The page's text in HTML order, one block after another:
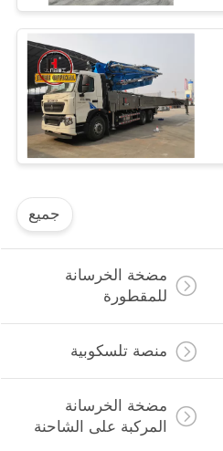
جميع
مضخة الخرسانة
للمقطورة
منصة تلسكوبية
مضخة الخرسانة
المركبة على الشاحنة